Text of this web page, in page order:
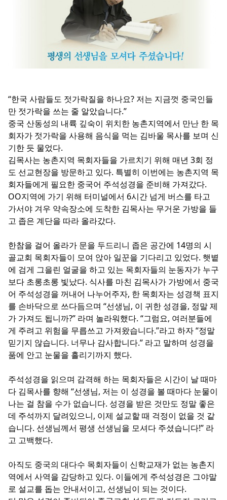
“한국 사람들도 젓가락질을 하나요? 저는 지금껏 중국인들
만 젓가락을 쓰는 줄 알았습니다.”
중국 산동성의 내륙 깊숙이 위치한 농촌지역에서 만난 한 목
회자가 젓가락을 사용해 음식을 먹는 김바울 목사를 보며 신
기한 듯 물었다.
김목사는 농촌지역 목회자들을 가르치기 위해 매년 3회 정
도 선교현장을 방문하고 있다. 특별히 이번에는 농촌지역 목
회자들에게 필요한 중국어 주석성경을 준비해 가져갔다.
OO지역에 가기 위해 터미널에서 6시간 넘게 버스를 타고
가서야 겨우 약속장소에 도착한 김목사는 무거운 가방을 들
고 좁은 계단을 따라 올라갔다.
한참을 걸어 올라가 문을 두드리니 좁은 공간에 14명의 시
골교회 목회자들이 모여 앉아 일꾼을 기다리고 있었다. 햇볕
에 검게 그을린 얼굴을 하고 있는 목회자들의 눈동자가 누구
보다 초롱초롱 빛났다. 식사를 마친 김목사가 가방에서 중국
어 주석성경을 꺼내어 나누어주자, 한 목회자는 성경책 표지
를 손바닥으로 쓰다듬으며 “선생님, 이 귀한 성경을, 정말 제
가 가져도 됩니까?” 라며 놀라워했다. “그럼요, 여러분들에
게 주려고 위험을 무릅쓰고 가져왔습니다.”라고 하자 “정말
믿기지 않습니다. 너무나 감사합니다.” 라고 말하며 성경을
품에 안고 눈물을 흘리기까지 했다.
주석성경을 읽으며 감격해 하는 목회자들은 시간이 날 때마
다 김목사를 향해 “선생님, 저는 이 성경을 볼 때마다 눈물이
나는 걸 참을 수가 없습니다. 성경을 받은 것만도 정말 좋은
데 주석까지 달려있으니, 이제 설교할 때 걱정이 없을 것 같
습니다. 선생님께서 평생 선생님을 모셔다 주셨습니다!” 라
고 고백했다.
아직도 중국의 대다수 목회자들이 신학교재가 없는 농촌지
역에서 사역을 감당하고 있다. 이들에게 주석성경은 그야말
로 설교를 돕는 안내서이고, 선생님이 되는 것이다.